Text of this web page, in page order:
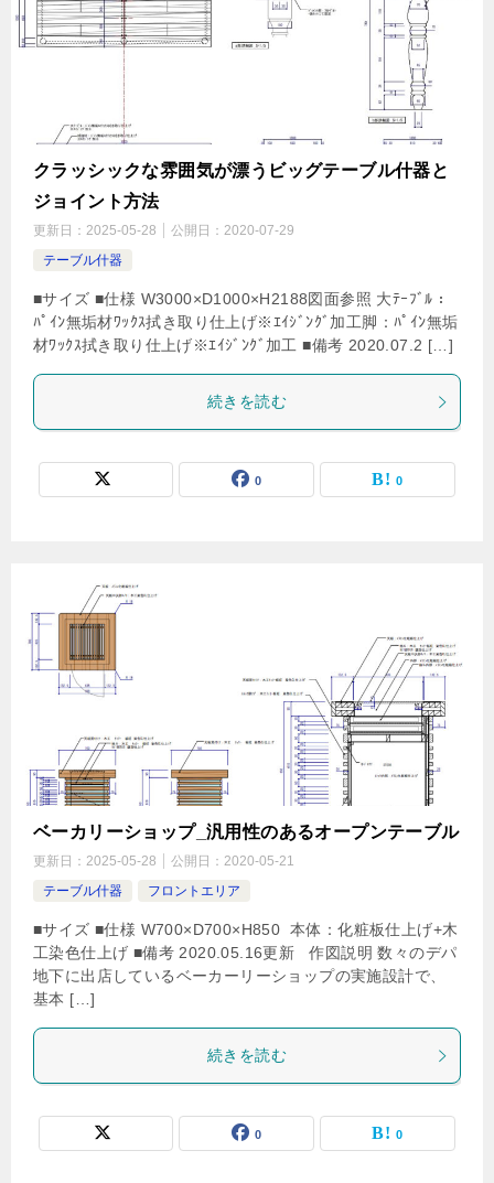
クラッシックな雰囲気が漂うビッグテーブル什器と
ジョイント方法
更新日： 2025-05-28 公開日： 2020-07-29
テーブル什器
■サイズ ■仕様 W3000×D1000×H2188図面参照 大ﾃｰﾌﾞﾙ：
ﾊﾟｲﾝ無垢材ﾜｯｸｽ拭き取り仕上げ※ｴｲｼﾞﾝｸﾞ加工脚：ﾊﾟｲﾝ無垢
材ﾜｯｸｽ拭き取り仕上げ※ｴｲｼﾞﾝｸﾞ加工 ■備考 2020.07.2 […]
続きを読む
0 0
ベーカリーショップ_汎用性のあるオープンテーブル
更新日： 2025-05-28 公開日： 2020-05-21
テーブル什器
フロントエリア
■サイズ ■仕様 W700×D700×H850 本体：化粧板仕上げ+木
工染色仕上げ ■備考 2020.05.16更新 作図説明 数々のデパ
地下に出店しているベーカーリーショップの実施設計で、
基本 […]
続きを読む
0 0